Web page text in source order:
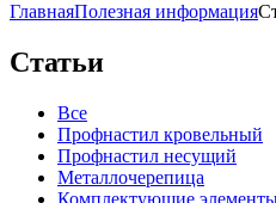
ГлавнаяПолезная информация
Статьи
Все
Профнастил кровельный
Профнастил несущий
Металлочерепица
Комплектующие